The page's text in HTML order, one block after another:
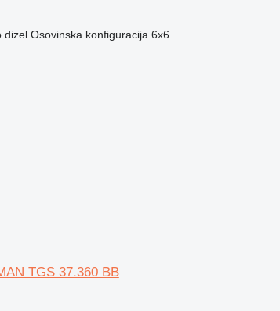
dizel Osovinska konfiguracija 6x6
TGS 37.360 BB